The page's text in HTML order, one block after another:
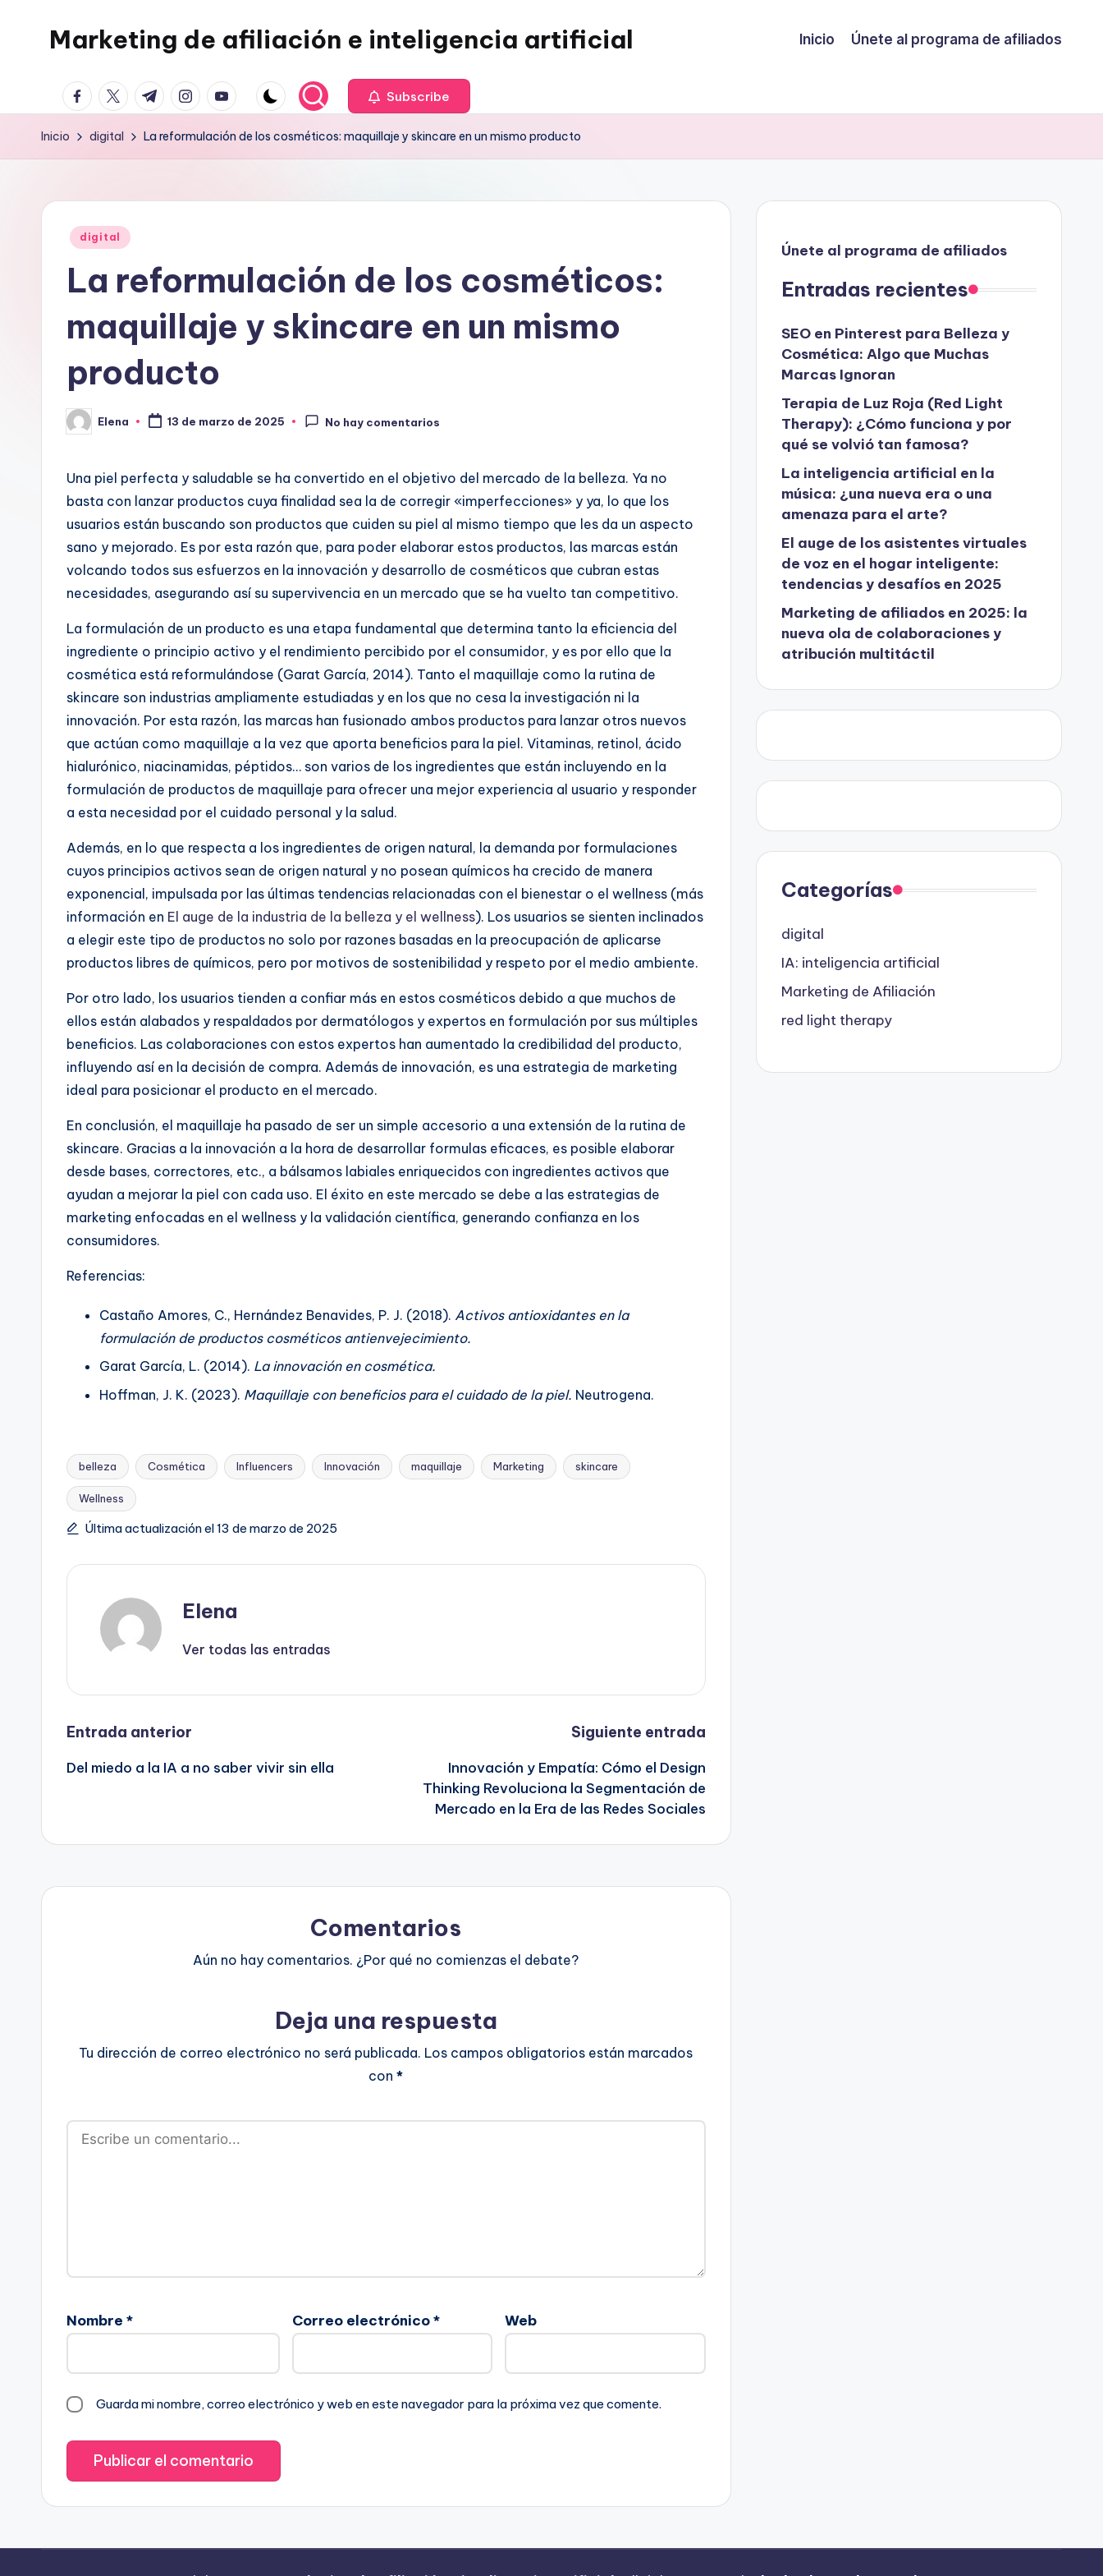
contenido
Marketing de afiliación e inteligencia artificial Inicio Únete al programa de afiliados
facebook.com
twitter.com
t.me instagram.com
youtube.com Subscribe
Inicio digital La reformulación de los cosméticos: maquillaje y skincare en un mismo producto
Publicado
digital
La reformulación de los cosméticos:
maquillaje y skincare en un mismo
producto
Publicado
por
Elena 13 de marzo de 2025 No hay comentarios
Una piel perfecta y saludable se ha convertido en el objetivo del mercado de la belleza. Ya no
basta con lanzar productos cuya finalidad sea la de corregir «imperfecciones» y ya, lo que los
usuarios están buscando son productos que cuiden su piel al mismo tiempo que les da un aspecto
sano y mejorado. Es por esta razón que, para poder elaborar estos productos, las marcas están
volcando todos sus esfuerzos en la innovación y desarrollo de cosméticos que cubran estas
necesidades, asegurando así su supervivencia en un mercado que se ha vuelto tan competitivo.
La formulación de un producto es una etapa fundamental que determina tanto la eficiencia del
ingrediente o principio activo y el rendimiento percibido por el consumidor, y es por ello que la
cosmética está reformulándose (Garat García, 2014). Tanto el maquillaje como la rutina de
skincare son industrias ampliamente estudiadas y en los que no cesa la investigación ni la
innovación. Por esta razón, las marcas han fusionado ambos productos para lanzar otros nuevos
que actúan como maquillaje a la vez que aporta beneficios para la piel. Vitaminas, retinol, ácido
hialurónico, niacinamidas, péptidos… son varios de los ingredientes que están incluyendo en la
formulación de productos de maquillaje para ofrecer una mejor experiencia al usuario y responder
a esta necesidad por el cuidado personal y la salud.
Además, en lo que respecta a los ingredientes de origen natural, la demanda por formulaciones
cuyos principios activos sean de origen natural y no posean químicos ha crecido de manera
exponencial, impulsada por las últimas tendencias relacionadas con el bienestar o el wellness (más
información en El auge de la industria de la belleza y el wellness). Los usuarios se sienten inclinados
a elegir este tipo de productos no solo por razones basadas en la preocupación de aplicarse
productos libres de químicos, pero por motivos de sostenibilidad y respeto por el medio ambiente.
Por otro lado, los usuarios tienden a confiar más en estos cosméticos debido a que muchos de
ellos están alabados y respaldados por dermatólogos y expertos en formulación por sus múltiples
beneficios. Las colaboraciones con estos expertos han aumentado la credibilidad del producto,
influyendo así en la decisión de compra. Además de innovación, es una estrategia de marketing
ideal para posicionar el producto en el mercado.
En conclusión, el maquillaje ha pasado de ser un simple accesorio a una extensión de la rutina de
skincare. Gracias a la innovación a la hora de desarrollar formulas eficaces, es posible elaborar
desde bases, correctores, etc., a bálsamos labiales enriquecidos con ingredientes activos que
ayudan a mejorar la piel con cada uso. El éxito en este mercado se debe a las estrategias de
marketing enfocadas en el wellness y la validación científica, generando confianza en los
consumidores.
Referencias:
Castaño Amores, C., Hernández Benavides, P. J. (2018). Activos antioxidantes en la
formulación de productos cosméticos antienvejecimiento.
Garat García, L. (2014). La innovación en cosmética.
Hoffman, J. K. (2023). Maquillaje con beneficios para el cuidado de la piel. Neutrogena.
Etiquetas:
belleza Cosmética Influencers Innovación maquillaje Marketing skincare
Wellness
Última actualización el 13 de marzo de 2025
Elena
Ver todas las entradas
Navegación
de
Entrada anterior
Del miedo a la IA a no saber vivir sin ella
Siguiente entrada
Innovación y Empatía: Cómo el Design
Thinking Revoluciona la Segmentación de
Mercado en la Era de las Redes Sociales
Comentarios
Aún no hay comentarios. ¿Por qué no comienzas el debate?
Deja una respuesta
Tu dirección de correo electrónico no será publicada. Los campos obligatorios están marcados
con*
Nombre * Correo electrónico* Web
Guarda mi nombre, correo electrónico y web en este navegador para la próxima vez que comente.
Únete al programa de afiliados
Entradas recientes
SEO en Pinterest para Belleza y
Cosmética: Algo que Muchas
Marcas Ignoran
Terapia de Luz Roja (Red Light
Therapy): ¿Cómo funciona y por
qué se volvió tan famosa?
La inteligencia artificial en la
música: ¿una nueva era o una
amenaza para el arte?
El auge de los asistentes virtuales
de voz en el hogar inteligente:
tendencias y desafíos en 2025
Marketing de afiliados en 2025: la
nueva ola de colaboraciones y
atribución multitáctil
Categorías
digital
IA: inteligencia artificial
Marketing de Afiliación
red light therapy